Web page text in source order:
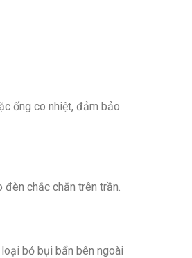
ống co nhiệt, đảm bảo
chắc chắn trên trần.
bỏ bụi bẩn bên ngoài